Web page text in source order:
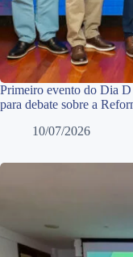
Primeiro evento do Dia D
para debate sobre a
10/07/2026